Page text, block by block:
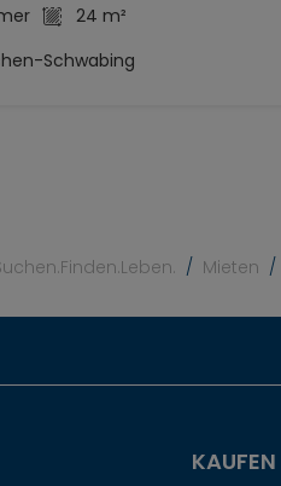
24 m²
Schwabing
Mieten
KAUFEN